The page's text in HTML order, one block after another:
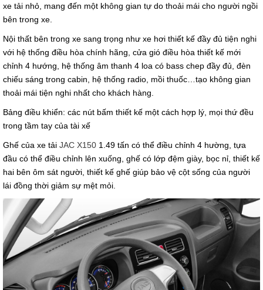
xe tải nhỏ, mang đến một không gian tự do thoải mái cho người ngồi
bên trong xe.
Nội thất bên trong xe sang trọng như xe hơi thiết kế đầy đủ tiện nghi
với hệ thống điều hòa chính hãng, cửa gió điều hòa thiết kế mới
chỉnh 4 hướng, hệ thống âm thanh 4 loa có bass chep đầy đủ, đèn
chiếu sáng trong cabin, hệ thống radio, mồi thuốc…tạo không gian
thoải mái tiện nghi nhất cho khách hàng.
Bảng điều khiển: các nút bấm thiết kế một cách hợp lý, mọi thứ đều
trong tầm tay của tài xế
Ghế của xe tải JAC X150 1.49 tấn có thể điều chỉnh 4 hường, tựa
đầu có thể điều chỉnh lên xuống, ghế có lớp đệm giày, bọc nỉ, thiết kế
hai bên ôm sát người, thiết kế ghế giúp bảo vệ cột sống của người
lái đồng thời giảm sự mệt mỏi.